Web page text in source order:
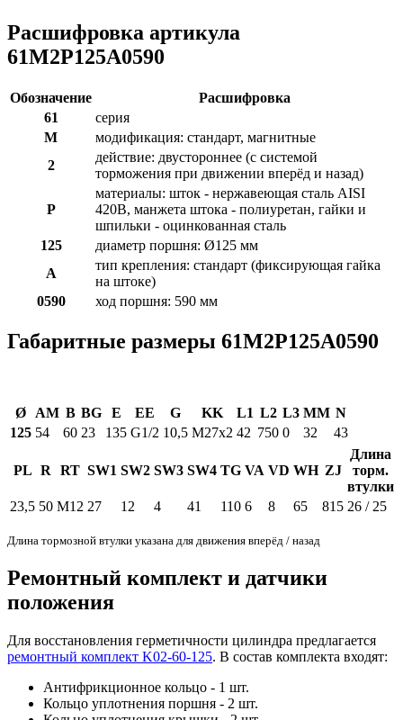
Расшифровка артикула
61M2P125A0590
Обозначение
Расшифровка
61
серия
M
модификация: стандарт, магнитные
2
действие: двустороннее (с системой
торможения при движении вперёд и назад)
P
материалы: шток - нержавеющая сталь AISI
420B, манжета штока - полиуретан, гайки и
шпильки - оцинкованная сталь
125
диаметр поршня: Ø125 мм
A
тип крепления: стандарт (фиксирующая гайка
на штоке)
0590
ход поршня: 590 мм
Габаритные размеры 61M2P125A0590
Ø AM B BG E EE G KK L1 L2 L3 MM N
125 54 60 23 135 G1/2 10,5 M27x2 42 750 0 32 43
PL R RT SW1 SW2 SW3 SW4 TG VA VD WH ZJ
Длина
торм.
втулки
23,5 50 M12 27 12 4 41 110 6 8 65 815 26 / 25
Длина тормозной втулки указана для движения вперёд / назад
Ремонтный комплект и датчики
положения
Для восстановления герметичности цилиндра предлагается
ремонтный комплект K02-60-125. В состав комплекта входят:
Антифрикционное кольцо - 1 шт.
Кольцо уплотнения поршня - 2 шт.